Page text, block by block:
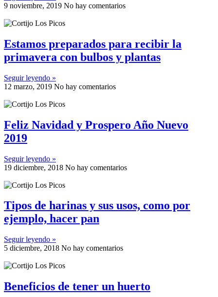
9 noviembre, 2019 No hay comentarios
Estamos preparados para recibir la
primavera con bulbos y plantas
Seguir leyendo »
12 marzo, 2019 No hay comentarios
Feliz Navidad y Prospero Año Nuevo
2019
Seguir leyendo »
19 diciembre, 2018 No hay comentarios
Tipos de harinas y sus usos, como por
ejemplo, hacer pan
Seguir leyendo »
5 diciembre, 2018 No hay comentarios
Beneficios de tener un huerto